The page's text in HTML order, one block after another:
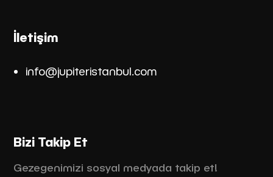
İletişim
info@jupiteristanbul.com
Bizi Takip Et
Gezegenimizi sosyal medyada takip et!